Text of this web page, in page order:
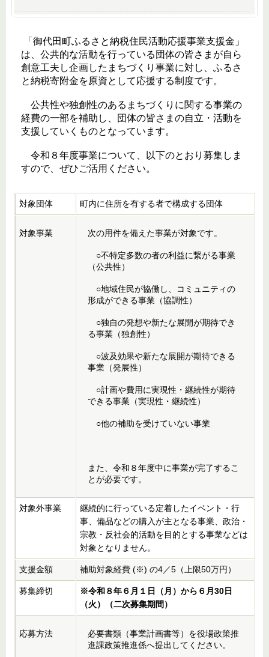
「御代田町ふるさと納税住民活動応援事業支援金」
は、公共的な活動を行っている団体の皆さまが自ら
創意工夫し企画したまちづくり事業に対し、ふるさ
と納税寄附金を原資として応援する制度です。
公共性や独創性のあるまちづくりに関する事業の
経費の一部を補助し、団体の皆さまの自立・活動を
支援していくものとなっています。
令和８年度事業について、以下のとおり募集しま
すので、ぜひご活用ください。
対象団体 町内に住所を有する者で構成する団体
対象事業 次の用件を備えた事業が対象です。
○不特定多数の者の利益に繋がる事業
（公共性）
○地域住民が協働し、コミュニティの
形成ができる事業（協調性）
○独自の発想や新たな展開が期待でき
る事業（独創性）
○波及効果や新たな展開が期待できる
事業（発展性）
○計画や費用に実現性・継続性が期待
できる事業（実現性・継続性）
○他の補助を受けていない事業
また、令和８年度中に事業が完了するこ
とが必要です。
対象外事業
継続的に行っている定着したイベント・行
事、備品などの購入が主となる事業、政治・
宗教・反社会的活動を目的とする事業などは
対象となりません。
支援金額 補助対象経費 (※) の4／5（上限50万円）
募集締切
※令和８年６月１日（月）から６月30日
（火）（二次募集期間）
応募方法
必要書類（事業計画書等）を役場政策推
進課政策推進係へ提出してください。